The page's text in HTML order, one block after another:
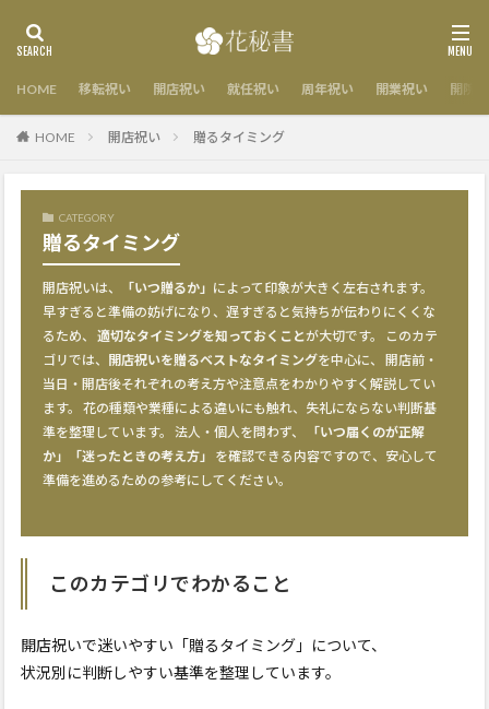
HOME 移転祝い 開店祝い 就任祝い 周年祝い 開業祝い 開院
HOME 開店祝い 贈るタイミング
CATEGORY
贈るタイミング
開店祝いは、 「いつ贈るか」 によって印象が大きく左右されます。
早すぎると準備の妨げになり、遅すぎると気持ちが伝わりにくくな
るため、 適切なタイミングを知っておくことが大切です。 このカテ
ゴリでは、
開店祝いを贈るベストなタイミングを中心に、 開店前・
当日・開店後それぞれの考え方や注意点をわかりやすく解説してい
ます。 花の種類や業種による違いにも触れ、失礼にならない判断基
準を整理しています。 法人・個人を問わず、
「いつ届くのが正解
か」「迷ったときの考え方」
を確認できる内容ですので、安心して
準備を進めるための参考にしてください。
このカテゴリでわかること
開店祝いで迷いやすい「贈るタイミング」について、
状況別に判断しやすい基準を整理しています。